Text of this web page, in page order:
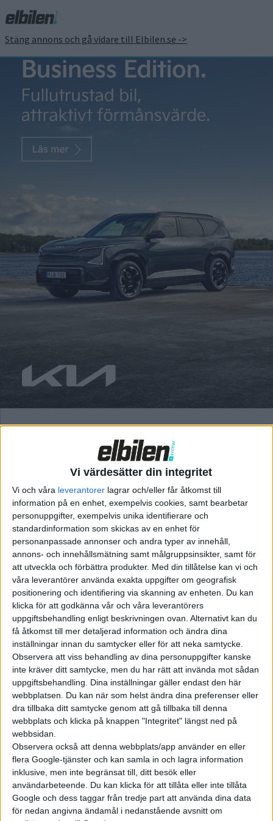
Vi värdesätter din integritet
Vi och våra leverantorer lagrar och/eller får åtkomst till
information på en enhet, exempelvis cookies, samt bearbetar
personuppgifter, exempelvis unika identifierare och
standardinformation som skickas av en enhet för
personanpassade annonser och andra typer av innehåll,
annons- och innehållsmätning samt målgruppsinsikter, samt för
att utveckla och förbättra produkter. Med din tillåtelse kan vi och
våra leverantörer använda exakta uppgifter om geografisk
positionering och identifiering via skanning av enheten. Du kan
klicka för att godkänna vår och våra leverantörers
uppgiftsbehandling enligt beskrivningen ovan. Alternativt kan du
få åtkomst till mer detaljerad information och ändra dina
inställningar innan du samtycker eller för att neka samtycke.
Observera att viss behandling av dina personuppgifter kanske
inte kräver ditt samtycke, men du har rätt att invända mot sådan
uppgiftsbehandling. Dina inställningar gäller endast den här
webbplatsen. Du kan när som helst ändra dina preferenser eller
dra tillbaka ditt samtycke genom att gå tillbaka till denna
webbplats och klicka på knappen "Integritet" längst ned på
webbsidan.
Observera också att denna webbplats/app använder en eller
flera Google-tjänster och kan samla in och lagra information
inklusive, men inte begränsat till, ditt besök eller
användarbeteende. Du kan klicka för att tillåta eller inte tillåta
Google och dess taggar från tredje part att använda dina data
för nedan angivna ändamål i nedanstående avsnitt om
Stäng annons och gå vidare till Elbilen.se ->
Test: Renault 4 mot Lynk
& Co 02 – tradition eller
nytänk?
Fredrik Sandberg
kronor i månaden. Duellen mellan Lynk & Co 02 och Renault 4
E-Tech kan mycket väl vara avgjord på förhand. Du kanske –
Läs mer